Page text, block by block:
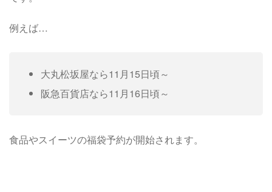
例えば…
大丸松坂屋なら11月15日頃～
阪急百貨店なら11月16日頃～
食品やスイーツの福袋予約が開始されます。